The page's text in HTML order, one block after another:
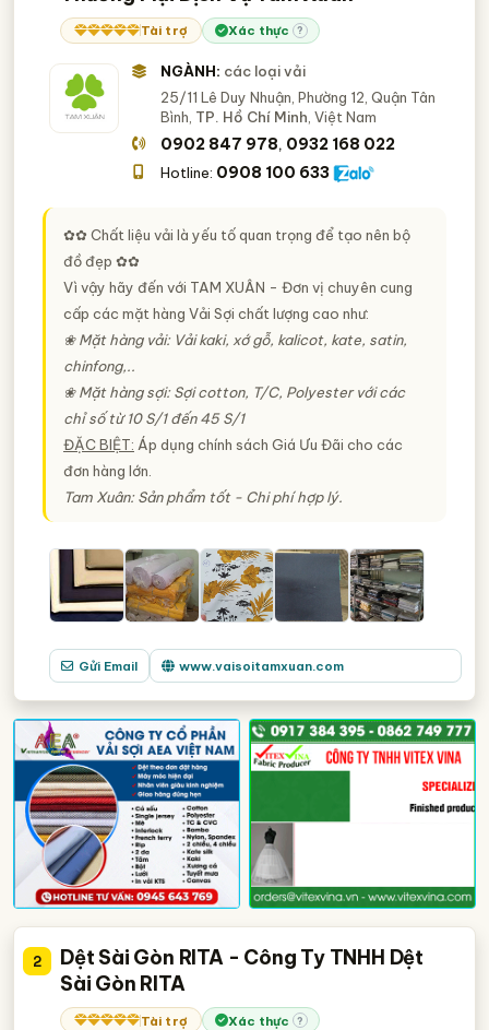
Vải Sợi Tự Nhiên, Vải Sợi Thiên Nhiên19
Vải Trẻ Em, Vải May Đồ Trẻ Em 17
Vải Nhập Khẩu (Hàn, Trung, HongKong,..)15
NGÀNH XEM THÊM
Vải Nội Thất (Vải May Rèm, Chăn, Ga, Gối, Ghế,.)68
Vải May Balo (Vải May Túi Xách, Giày Dép, Sofa,..)
Vải Bảo Hộ Chuyên Dụng (Vải Chống Cháy, Chống Tĩnh
Điện, Chống Thấm, Dầu,.)
TAG NGÀNH NGHỀ
vải sợi
công ty sản xuất vải sợi
danh sách công ty kinh doanh vải sợi
nhà cung cấp vải sợi
công ty nhập khẩu và phân phối vải sợi
Tây Ninh
Vĩnh Long
Tài trợ Xác thực ?
NGÀNH: các loại vải
25/11 Lê Duy Nhuận, Phường 12, Quận Tân
Bình, TP. Hồ Chí Minh , Việt Nam
0902 847 978, 0932 168 022
Hotline: 0908 100 633
✿✿ Chất liệu vải là yếu tố quan trọng để tạo nên bộ
đồ đẹp ✿✿
Vì vậy hãy đến với TAM XUÂN - Đơn vị chuyên cung
cấp các mặt hàng Vải Sợi chất lượng cao như:
❀ Mặt hàng vải: Vải kaki, xớ gỗ, kalicot, kate, satin,
chinfong,..
❀ Mặt hàng sợi: Sợi cotton, T/C, Polyester với các
chỉ số từ 10 S/1 đến 45 S/1
ĐẶC BIỆT: Áp dụng chính sách Giá Ưu Đãi cho các
đơn hàng lớn.
Tam Xuân: Sản phẩm tốt - Chi phí hợp lý.
Gửi Email www.vaisoitamxuan.com
2
Dệt Sài Gòn RITA - Công Ty TNHH Dệt
Sài Gòn RITA
Tài trợ Xác thực ?